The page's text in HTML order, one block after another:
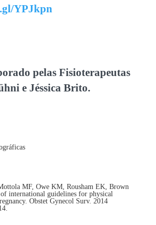
YPJkpn
pelas Fisioterapeutas
e Jéssica Brito.
MF, Owe KM, Rousham EK Brown
international guidelines for physical
Obstet Gynecol Surv. 2014